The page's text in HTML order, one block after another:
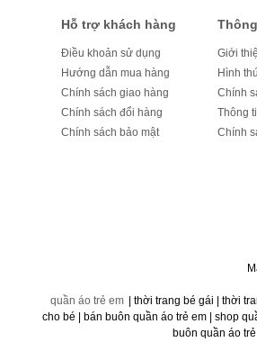
Hỗ trợ khách hàng
Điều khoản sử dụng
Hướng dẫn mua hàng
Chính sách giao hàng
Chính sách đổi hàng
Chính sách bảo mật
Giới
Hình
Chính
Thông
Chính
quần áo trẻ em
| thời trang bé gái | thời
cho bé | bán buôn quần áo trẻ em | shop
buôn quần áo